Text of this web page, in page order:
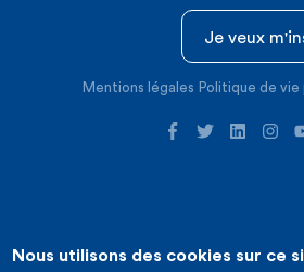
Je veux
Mentions légales Politique de vie
©2026 ICHEC |Création de site
Nous utilisons des cookies sur ce